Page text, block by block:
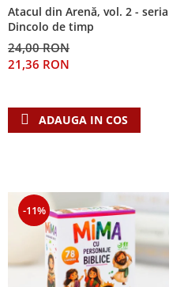
Atacul din Arenă, vol. 2 - seria
Dincolo de timp
24,00 RON
21,36 RON
ADAUGA IN COS
-11%